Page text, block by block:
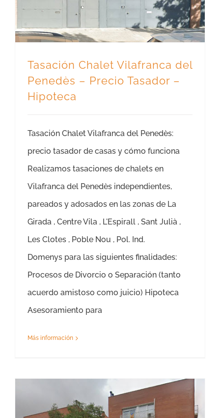
Tasación Chalet Vilafranca del
Penedès – Precio Tasador –
Hipoteca
Tasación Chalet Vilafranca del Penedès:
precio tasador de casas y cómo funciona
Realizamos tasaciones de chalets en
Vilafranca del Penedès independientes,
pareados y adosados en las zonas de La
Girada , Centre Vila , L'Espirall , Sant Julià ,
Les Clotes , Poble Nou , Pol. Ind.
Domenys para las siguientes finalidades:
Procesos de Divorcio o Separación (tanto
acuerdo amistoso como juicio) Hipoteca
Asesoramiento para
Más información